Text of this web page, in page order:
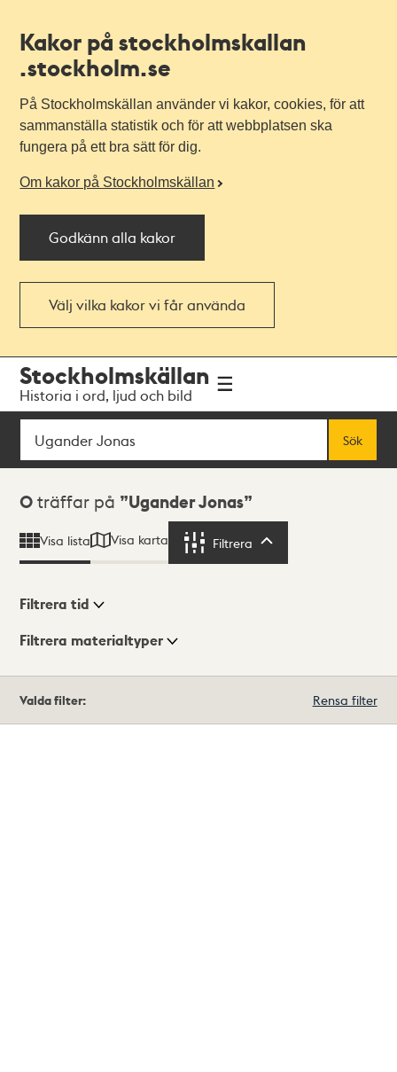
Kakor på stockholmskallan
.stockholm.se
På Stockholmskällan använder vi kakor, cookies, för att
sammanställa statistik och för att webbplatsen ska
fungera på ett bra sätt för dig.
Om kakor på Stockholmskällan
Godkänn alla kakor
Välj vilka kakor vi får använda
navigationen
huvudinnehållet
Stockholmskällan
Historia i ord, ljud och bild
Sök
Sök
Sökresultat
0 träffar på Ugander Jonas
Visa lista Visa karta Filtrera
Visningsläge
Filtrera tid
Filtrera materialtyper
träffar
Valda filter: Rensa filter